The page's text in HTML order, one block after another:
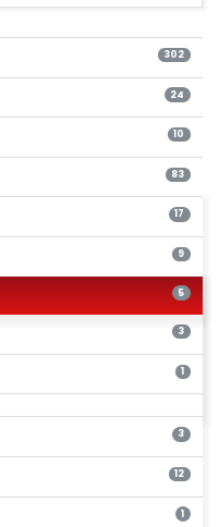
302
24
10
83
17
9
5
3
1
3
12
1